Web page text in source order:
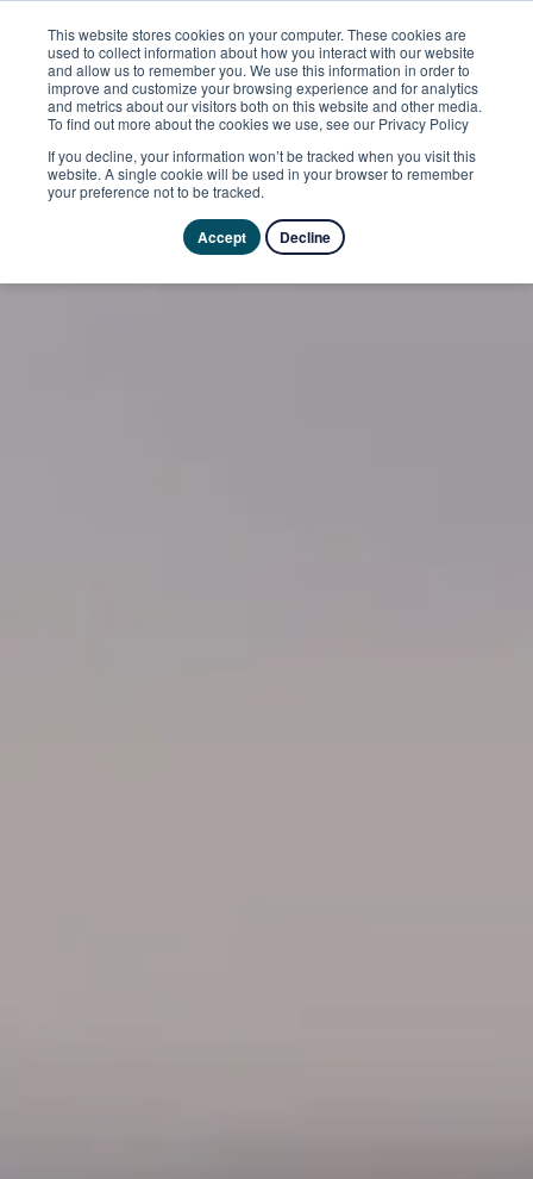
This website stores cookies on your computer. These cookies are
used to collect information about how you interact with our website
and allow us to remember you. We use this information in order to
improve and customize your browsing experience and for analytics
and metrics about our visitors both on this website and other media.
To find out more about the cookies we use, see our Privacy Policy
If you decline, your information won’t be tracked when you visit this
website. A single cookie will be used in your browser to remember
your preference not to be tracked.
Accept Decline